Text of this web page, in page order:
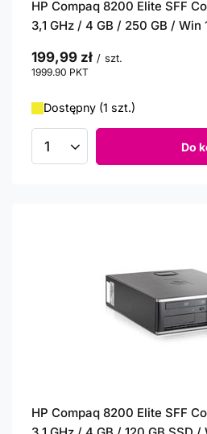
HP Compaq 8200 Elite SFF
3,1 GHz / 4 GB / 250 GB /
199,99 zł / szt.
1999.90 PKT
Dostępny (1 szt.)
Ilość produktów Do
HP Compaq 8200 Elite SFF